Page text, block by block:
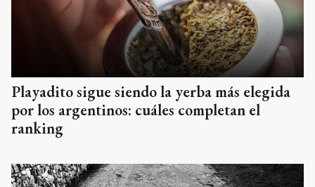
Playadito sigue siendo la yerba más elegida
por los argentinos: cuáles completan el
ranking